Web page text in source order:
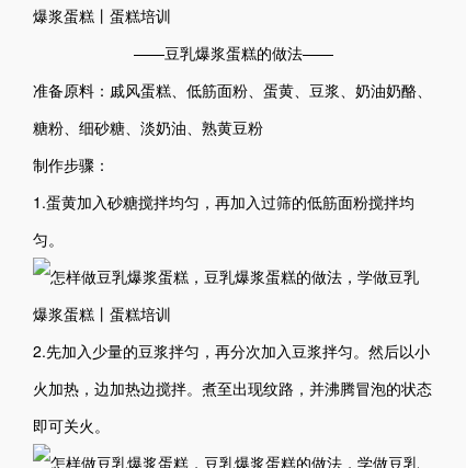
——豆乳爆浆蛋糕的做法——
准备原料：戚风蛋糕、低筋面粉、蛋黄、豆浆、奶油奶酪、
糖粉、细砂糖、淡奶油、熟黄豆粉
制作步骤：
1.蛋黄加入砂糖搅拌均匀，再加入过筛的低筋面粉搅拌均
匀。
2.先加入少量的豆浆拌匀，再分次加入豆浆拌匀。然后以小
火加热，边加热边搅拌。煮至出现纹路，并沸腾冒泡的状态
即可关火。